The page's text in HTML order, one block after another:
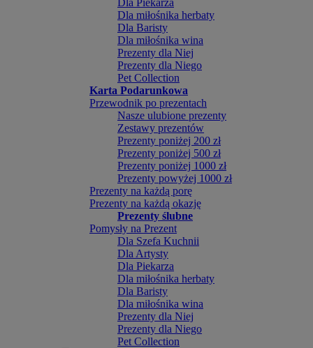
Dla Piekarza
Dla miłośnika herbaty
Dla Baristy
Dla miłośnika wina
Prezenty dla Niej
Prezenty dla Niego
Pet Collection
Karta Podarunkowa
Przewodnik po prezentach
Nasze ulubione prezenty
Zestawy prezentów
Prezenty poniżej 200 zł
Prezenty poniżej 500 zł
Prezenty poniżej 1000 zł
Prezenty powyżej 1000 zł
Prezenty na każdą porę
Prezenty na każdą okazję
Prezenty ślubne
Pomysły na Prezent
Dla Szefa Kuchnii
Dla Artysty
Dla Piekarza
Dla miłośnika herbaty
Dla Baristy
Dla miłośnika wina
Prezenty dla Niej
Prezenty dla Niego
Pet Collection